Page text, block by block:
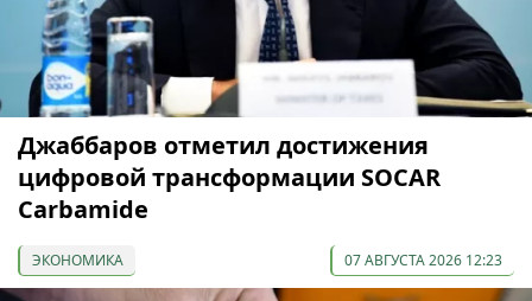
Джаббаров отметил достижения
цифровой трансформации SOCAR
Carbamide
ЭКОНОМИКА 07 АВГУСТА 2026 12:23